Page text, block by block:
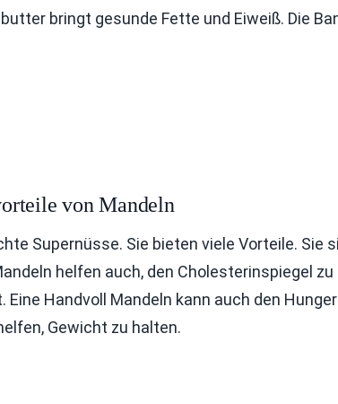
bringt gesunde Fette und Eiweiß. Die
von Mandeln
Supernüsse. Sie bieten viele Vorteile. Sie
helfen auch, den Cholesterinspiegel
Eine Handvoll Mandeln kann auch den
Gewicht zu halten.